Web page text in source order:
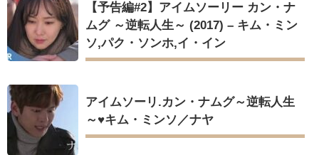
Powered by livedoor 相互RSS
【予告編#2】アイムソーリー カン・ナ
ムグ ～逆転人生～ (2017) – キム・ミン
ソ,パク・ソンホ,イ・イン
アイムソーリ.カン・ナムグ～逆転人生
～♥️キム・ミンソ／ナヤ